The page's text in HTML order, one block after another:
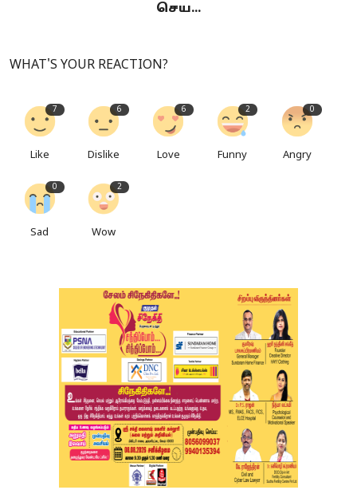
செய...
WHAT'S YOUR REACTION?
7
Like
6
Dislike
6
Love
2
Funny
0
Angry
0
Sad
2
Wow